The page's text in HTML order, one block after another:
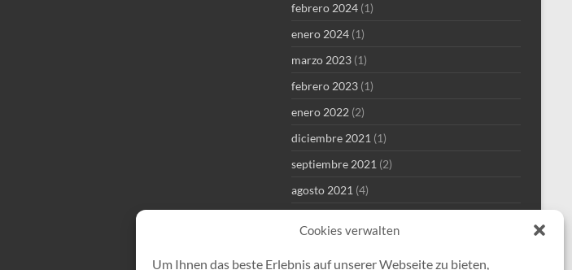
Cookies verwalten
Um Ihnen das beste Erlebnis auf unserer Webseite zu bieten,
febrero 2024 (1)
enero 2024 (1)
marzo 2023 (1)
febrero 2023 (1)
enero 2022 (2)
diciembre 2021 (1)
septiembre 2021 (2)
agosto 2021 (4)